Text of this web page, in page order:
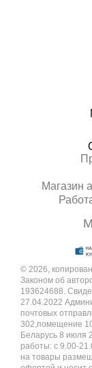
Магазин
© 2026,
Законом об
193624688.
27.04.2022
почтовых
302,помещение
Беларусь 8 июля
работы: с 9.00-
на товары